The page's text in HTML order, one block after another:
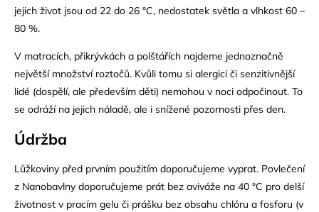
jejich život jsou od 22 do 26 °C, nedostatek světla a vlhkost 60 –
80 %.
V matracích, přikrývkách a polštářích najdeme jednoznačně
největší množství roztočů. Kvůli tomu si alergici či senzitivnější
lidé (dospělí, ale především děti) nemohou v noci odpočinout. To
se odráží na jejich náladě, ale i snížené pozornosti přes den.
Údržba
Lůžkoviny před prvním použitím doporučujeme vyprat. Povlečení
z Nanobavlny doporučujeme prát bez aviváže na 40 °C pro delší
životnost v pracím gelu či prášku bez obsahu chlóru a fosforu (v